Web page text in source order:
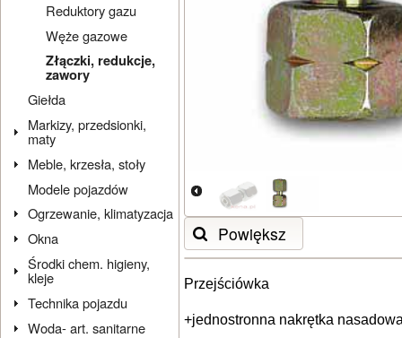
Reduktory gazu
Węże gazowe
Złączki, redukcje,
zawory
Giełda
Markizy, przedsionki,
maty
Meble, krzesła, stoły
Modele pojazdów
Ogrzewanie, klimatyzacja
Okna
Środki chem. higieny,
kleje
Technika pojazdu
Woda- art. sanitarne
Powiększ
Przejściówka
+jednostronna nakrętka